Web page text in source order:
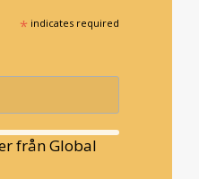
* indicates required
från Global